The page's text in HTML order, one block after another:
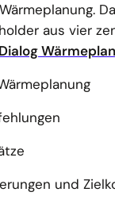
aus vier
und